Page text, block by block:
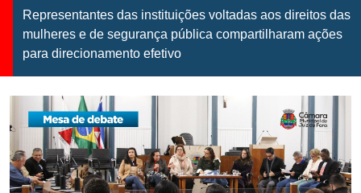
Representantes das instituições voltadas aos direitos das
mulheres e de segurança pública compartilharam ações
para direcionamento efetivo